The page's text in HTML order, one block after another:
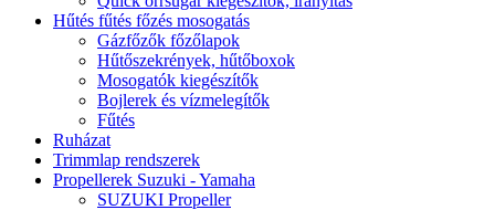
Hűtés fűtés főzés mosogatás
Gázfőzők főzőlapok
Hűtőszekrények, hűtőboxok
Mosogatók kiegészítők
Bojlerek és vízmelegítők
Fűtés
Ruházat
Trimmlap rendszerek
Propellerek Suzuki - Yamaha
SUZUKI Propeller